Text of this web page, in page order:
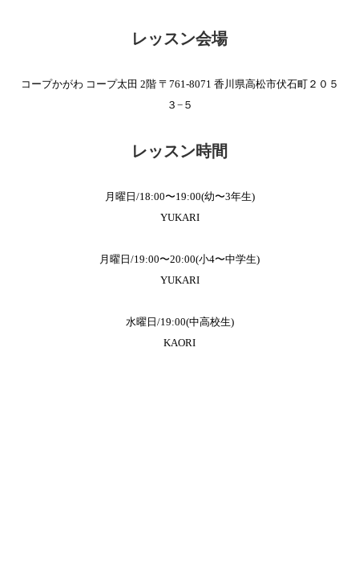
レッスン会場
コープかがわ コープ太田 2階 〒761-8071 香川県高松市伏石町２０５
３−５
レッスン時間
月曜日/18:00〜19:00(幼〜3年生)
YUKARI
月曜日/19:00〜20:00(小4〜中学生)
YUKARI
水曜日/19:00(中高校生)
KAORI